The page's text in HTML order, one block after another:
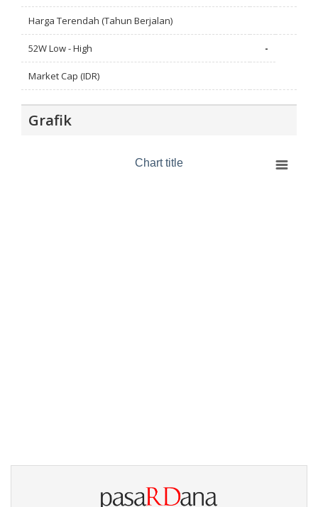
Harga Terendah (Tahun Berjalan)
52W Low - High -
Market Cap (IDR)
Grafik
Chart title